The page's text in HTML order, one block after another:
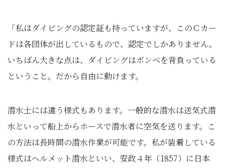
「私はダイビングの認定証も持っていますが、このＣカー
ドは各団体が出しているもので、認定でしかありません。
いちばん大きな点は、ダイビングはボンベを背負っている
ということ。だから自由に動けます。
潜水士には違う様式もあります。一般的な潜水は送気式潜
水といって船上からホースで潜水者に空気を送ります。こ
の方法は長時間の潜水作業が可能です。私が装着している
様式はヘルメット潜水といい、安政４年（1857）に日本